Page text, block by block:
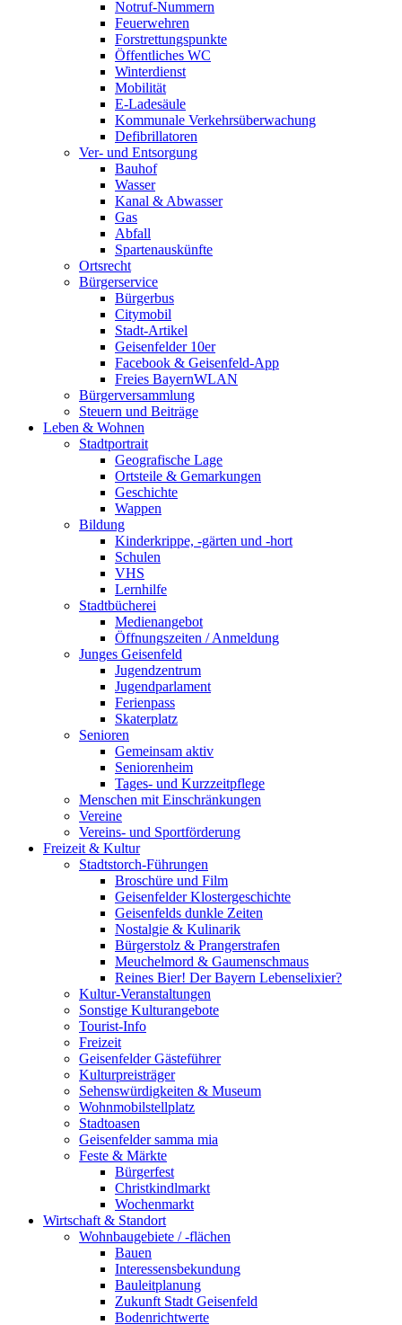
Notruf-Nummern
Feuerwehren
Forstrettungspunkte
Öffentliches WC
Winterdienst
Mobilität
E-Ladesäule
Kommunale Verkehrsüberwachung
Defibrillatoren
Ver- und Entsorgung
Bauhof
Wasser
Kanal & Abwasser
Gas
Abfall
Spartenauskünfte
Ortsrecht
Bürgerservice
Bürgerbus
Citymobil
Stadt-Artikel
Geisenfelder 10er
Facebook & Geisenfeld-App
Freies BayernWLAN
Bürgerversammlung
Steuern und Beiträge
Leben & Wohnen
Stadtportrait
Geografische Lage
Ortsteile & Gemarkungen
Geschichte
Wappen
Bildung
Kinderkrippe, -gärten und -hort
Schulen
VHS
Lernhilfe
Stadtbücherei
Medienangebot
Öffnungszeiten / Anmeldung
Junges Geisenfeld
Jugendzentrum
Jugendparlament
Ferienpass
Skaterplatz
Senioren
Gemeinsam aktiv
Seniorenheim
Tages- und Kurzzeitpflege
Menschen mit Einschränkungen
Vereine
Vereins- und Sportförderung
Freizeit & Kultur
Stadtstorch-Führungen
Broschüre und Film
Geisenfelder Klostergeschichte
Geisenfelds dunkle Zeiten
Nostalgie & Kulinarik
Bürgerstolz & Prangerstrafen
Meuchelmord & Gaumenschmaus
Reines Bier! Der Bayern Lebenselixier?
Kultur-Veranstaltungen
Sonstige Kulturangebote
Tourist-Info
Freizeit
Geisenfelder Gästeführer
Kulturpreisträger
Sehenswürdigkeiten & Museum
Wohnmobilstellplatz
Stadtoasen
Geisenfelder samma mia
Feste & Märkte
Bürgerfest
Christkindlmarkt
Wochenmarkt
Wirtschaft & Standort
Wohnbaugebiete / -flächen
Bauen
Interessensbekundung
Bauleitplanung
Zukunft Stadt Geisenfeld
Bodenrichtwerte